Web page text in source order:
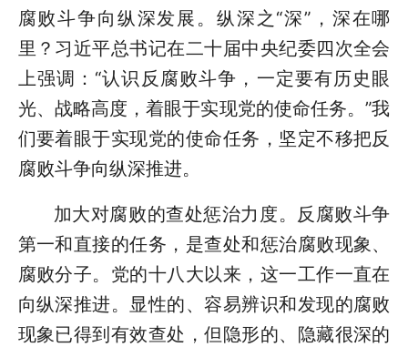
腐败斗争向纵深发展。纵深之“深”，深在哪
里？习近平总书记在二十届中央纪委四次全会
上强调：“认识反腐败斗争，一定要有历史眼
光、战略高度，着眼于实现党的使命任务。”我
们要着眼于实现党的使命任务，坚定不移把反
腐败斗争向纵深推进。
加大对腐败的查处惩治力度。反腐败斗争
第一和直接的任务，是查处和惩治腐败现象、
腐败分子。党的十八大以来，这一工作一直在
向纵深推进。显性的、容易辨识和发现的腐败
现象已得到有效查处，但隐形的、隐藏很深的